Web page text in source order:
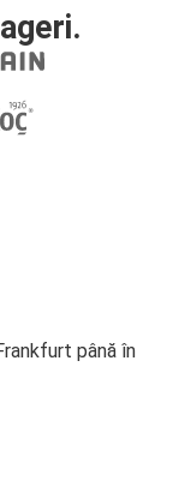
până în